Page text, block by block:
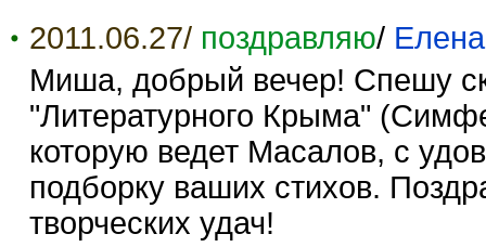
2011.06.27/ поздравляю/
Миша, добрый вечер! Спешу
"Литературного Крыма"
которую ведет Масалов, с
подборку ваших стихов.
творческих удач!